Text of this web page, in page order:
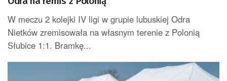
W meczu 2 kolejki IV ligi w grupie lubuskiej Odra
Nietków zremisowała na własnym terenie z Polonią
Słubice 1:1. Bramkę...